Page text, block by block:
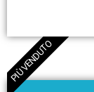
PIÙ VENDUTO